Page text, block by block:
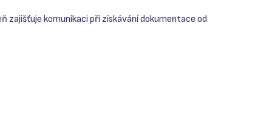
komunikaci při získávání dokumentace od